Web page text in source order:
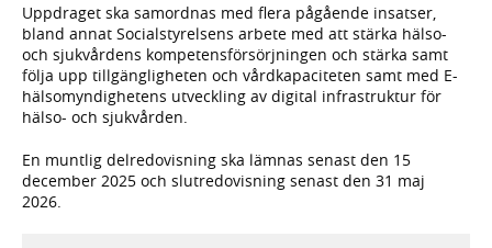
Uppdraget ska samordnas med flera pågående insatser,
bland annat Socialstyrelsens arbete med att stärka hälso-
och sjukvårdens kompetensförsörjningen och stärka samt
följa upp tillgängligheten och vårdkapaciteten samt med E-
hälsomyndighetens utveckling av digital infrastruktur för
hälso- och sjukvården.
En muntlig delredovisning ska lämnas senast den 15
december 2025 och slutredovisning senast den 31 maj
2026.